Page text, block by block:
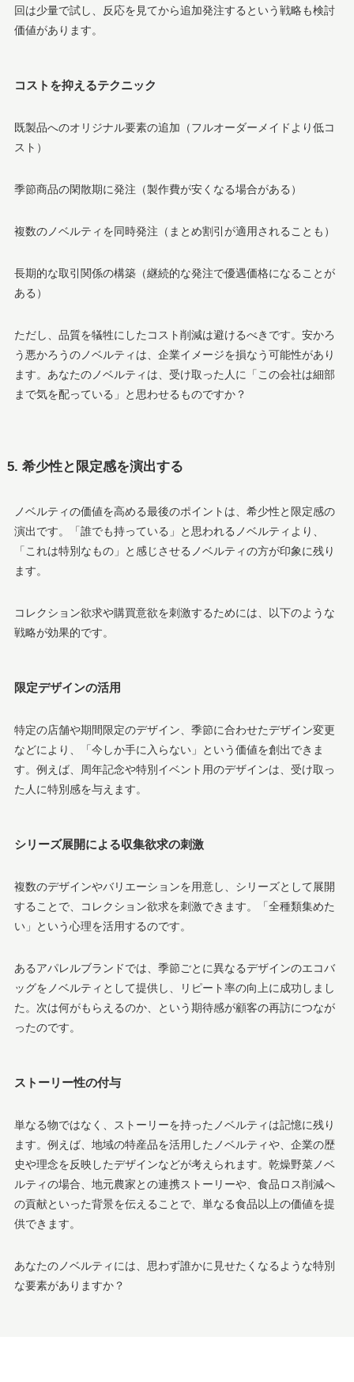
回は少量で試し、反応を見てから追加発注するという戦略も検討
価値があります。
コストを抑えるテクニック
既製品へのオリジナル要素の追加（フルオーダーメイドより低コ
スト）
季節商品の閑散期に発注（製作費が安くなる場合がある）
複数のノベルティを同時発注（まとめ割引が適用されることも）
長期的な取引関係の構築（継続的な発注で優遇価格になることが
ある）
ただし、品質を犠牲にしたコスト削減は避けるべきです。安かろ
う悪かろうのノベルティは、企業イメージを損なう可能性があり
ます。あなたのノベルティは、受け取った人に「この会社は細部
まで気を配っている」と思わせるものですか？
5. 希少性と限定感を演出する
ノベルティの価値を高める最後のポイントは、希少性と限定感の
演出です。「誰でも持っている」と思われるノベルティより、
「これは特別なもの」と感じさせるノベルティの方が印象に残り
ます。
コレクション欲求や購買意欲を刺激するためには、以下のような
戦略が効果的です。
限定デザインの活用
特定の店舗や期間限定のデザイン、季節に合わせたデザイン変更
などにより、「今しか手に入らない」という価値を創出できま
す。例えば、周年記念や特別イベント用のデザインは、受け取っ
た人に特別感を与えます。
シリーズ展開による収集欲求の刺激
複数のデザインやバリエーションを用意し、シリーズとして展開
することで、コレクション欲求を刺激できます。「全種類集めた
い」という心理を活用するのです。
あるアパレルブランドでは、季節ごとに異なるデザインのエコバ
ッグをノベルティとして提供し、リピート率の向上に成功しまし
た。次は何がもらえるのか、という期待感が顧客の再訪につなが
ったのです。
ストーリー性の付与
単なる物ではなく、ストーリーを持ったノベルティは記憶に残り
ます。例えば、地域の特産品を活用したノベルティや、企業の歴
史や理念を反映したデザインなどが考えられます。乾燥野菜ノベ
ルティの場合、地元農家との連携ストーリーや、食品ロス削減へ
の貢献といった背景を伝えることで、単なる食品以上の価値を提
供できます。
あなたのノベルティには、思わず誰かに見せたくなるような特別
な要素がありますか？